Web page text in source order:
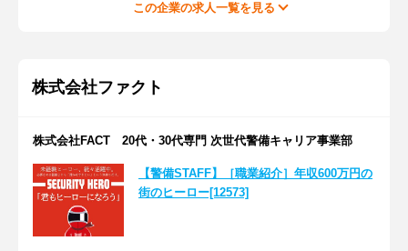
この企業の求人一覧を見る
株式会社ファクト
株式会社FACT 20代・30代専門 次世代警備キャリア事業部
【警備STAFF】［職業紹介］年収600万円の
街のヒーロー[12573]